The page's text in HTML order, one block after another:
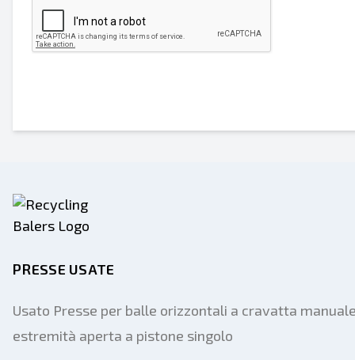
Mobile
PRESSE USATE
Usato Presse per balle orizzontali a cravatta
estremità aperta a pistone singolo